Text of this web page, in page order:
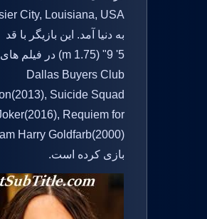
City, Louisiana, USA
به دنیا آمد. این بازیگر با قد
5' 9" (1.75 m) در فیلم های
Dallas Buyers Club
Suicide Squad
Requiem for
Harry Goldfarb(2000)
بازی کرده است.